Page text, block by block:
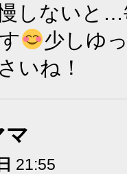
しないと
少しゆ
いね！
マ
21:55